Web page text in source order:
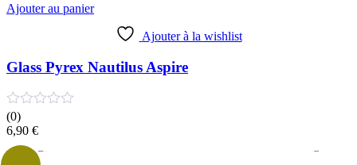
Ajouter au panier
Ajouter à la wishlist
Glass Pyrex Nautilus Aspire
(0)
6,90 €